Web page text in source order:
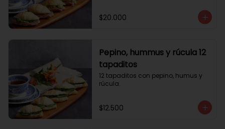
$20.000
Pepino, hummus y rúcula 12
tapaditos
12 tapaditos con pepino, humus y
rúcula.
$12.500